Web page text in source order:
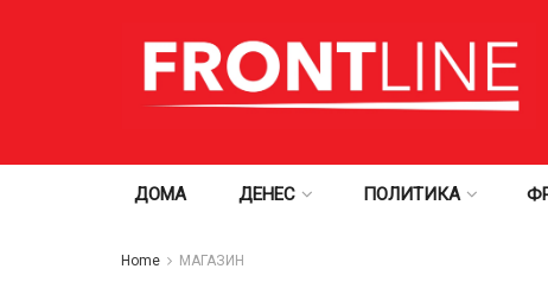
ДОМА ДЕНЕС ПОЛИТИКА
Home МАГАЗИН